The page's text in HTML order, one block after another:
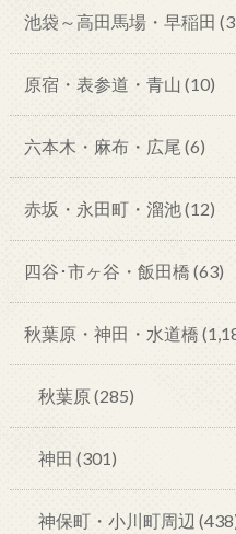
池袋～高田馬場・早稲田
原宿・表参道・青山 (10)
六本木・麻布・広尾 (6)
赤坂・永田町・溜池(12)
四谷･市ヶ谷・飯田橋 (63)
秋葉原・神田・水道橋
秋葉原 (285)
神田 (301)
神保町・小川町周辺